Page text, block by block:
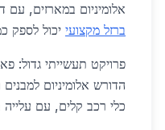
אלומיניום במארזים, עם דרישה ל-
ברזל מקצועי יכול לספק
פרויקט תעשייתי גדול:
הדורש אלומיניום
כלי רכב קלים, עם